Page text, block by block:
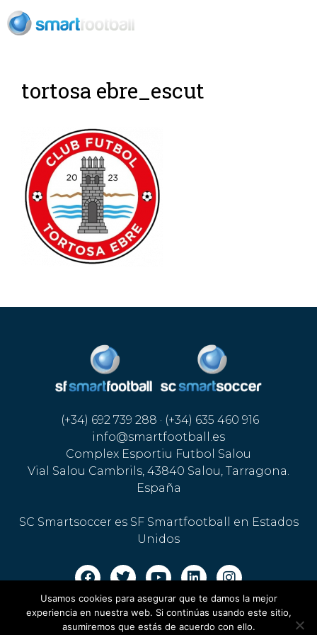
tortosa ebre_escut
(+34) 692 739 288 · (+34) 635 460 916
info@smartfootball.es
Complex Esportiu Futbol Salou
Vial Salou Cambrils, 43840 Salou, Tarragona.
España
SC Smartsoccer es SF Smartfootball en Estados
Unidos
Aviso legal · Política de cookies·Política de privacidad
Usamos cookies para asegurar que te damos la mejor
experiencia en nuestra web. Si continúas usando este sitio,
asumiremos que estás de acuerdo con ello.